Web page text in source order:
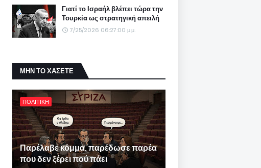
Γιατί το Ισραήλ βλέπει τώρα την
Τουρκία ως στρατηγική απειλή
7/25/2026 06:27:00 μ.μ.
ΜΗΝ ΤΟ ΧΑΣΕΤΕ
ΠΟΛΙΤΙΚΗ
Παρέλαβε κόμμα, παρέδωσε παρέα
που δεν ξέρει πού πάει